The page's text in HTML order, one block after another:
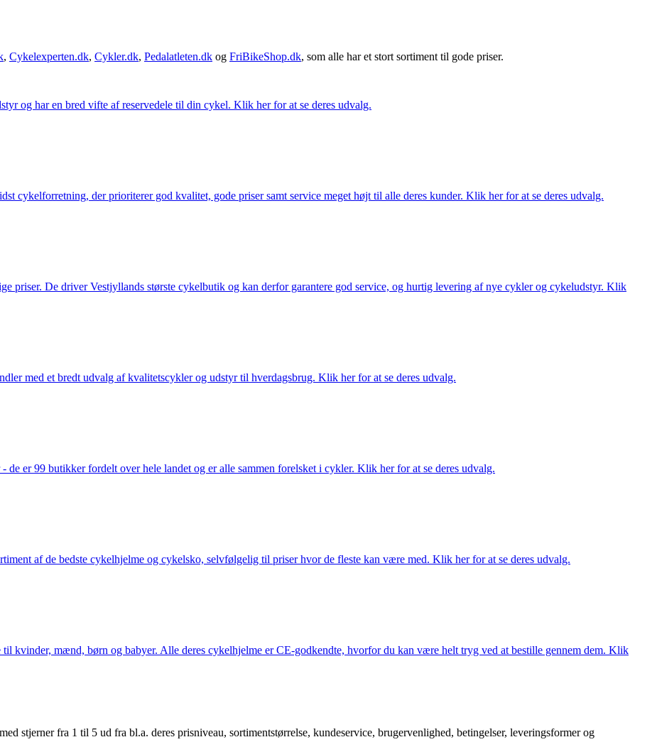
, Cykelexperten.dk, Cykler.dk, Pedalatleten.dk og FriBikeShop.dk, som alle har et stort sortiment til gode priser.
og har en bred vifte af reservedele til din cykel. Klik her for at se deres udvalg.
cykelforretning, der prioriterer god kvalitet, gode priser samt service meget højt til alle deres kunder. Klik her for at se deres udvalg.
priser. De driver Vestjyllands største cykelbutik og kan derfor garantere god service, og hurtig levering af nye cykler og cykeludstyr. Klik
med et bredt udvalg af kvalitetscykler og udstyr til hverdagsbrug. Klik her for at se deres udvalg.
er 99 butikker fordelt over hele landet og er alle sammen forelsket i cykler. Klik her for at se deres udvalg.
af de bedste cykelhjelme og cykelsko, selvfølgelig til priser hvor de fleste kan være med. Klik her for at se deres udvalg.
kvinder, mænd, børn og babyer. Alle deres cykelhjelme er CE-godkendte, hvorfor du kan være helt tryg ved at bestille gennem dem. Klik
stjerner fra 1 til 5 ud fra bl.a. deres prisniveau, sortimentstørrelse, kundeservice, brugervenlighed, betingelser, leveringsformer og